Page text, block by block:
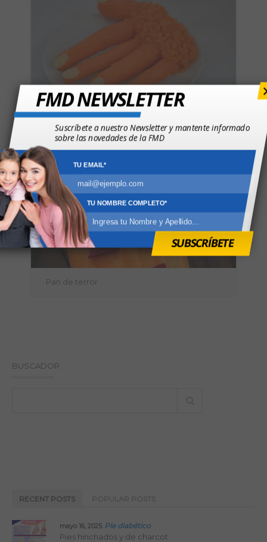
Dedos de zanahoria
Pan de terror
BUSCADOR
RECENT POSTS
mayo 16, 2025 Pie diabético
Pies hinchados y de charcot
FMD NEWSLETTER
Suscríbete a nuestro Newsletter y mantente informado
sobre las novedades de la FMD
TU EMAIL*
SUBSCRÍBETE
TU NOMBRE COMPLETO*